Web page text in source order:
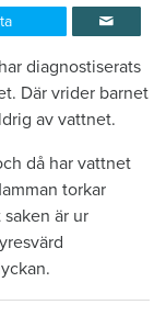
diagnostiserats
Där vrider barnet
av vattnet.
då har vattnet
torkar
är ur